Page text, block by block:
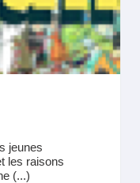
jeunes
les raisons
(...)